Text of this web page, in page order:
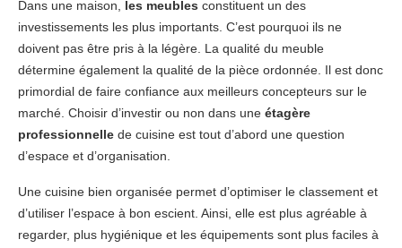
Dans une maison, les meubles constituent un des
investissements les plus importants. C’est pourquoi ils ne
doivent pas être pris à la légère. La qualité du meuble
détermine également la qualité de la pièce ordonnée. Il est donc
primordial de faire confiance aux meilleurs concepteurs sur le
marché. Choisir d’investir ou non dans une étagère
professionnelle de cuisine est tout d’abord une question
d’espace et d’organisation.
Une cuisine bien organisée permet d’optimiser le classement et
d’utiliser l’espace à bon escient. Ainsi, elle est plus agréable à
regarder, plus hygiénique et les équipements sont plus faciles à